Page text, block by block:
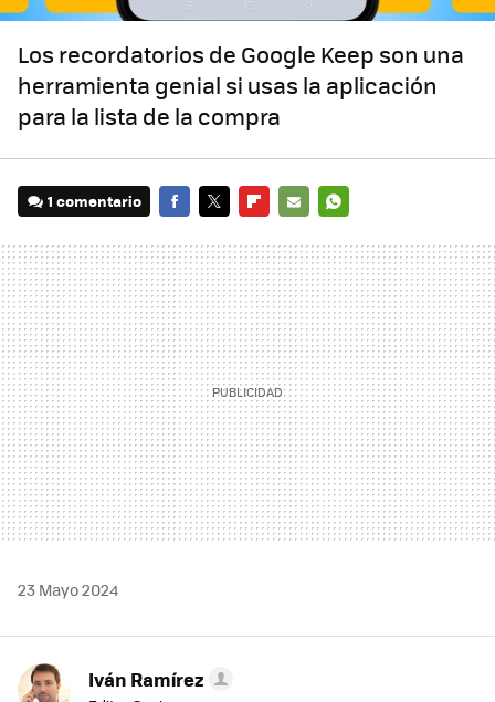
Los recordatorios de Google Keep son una
herramienta genial si usas la aplicación
para la lista de la compra
1 comentario
MAIL
23 Mayo 2024
Iván Ramírez